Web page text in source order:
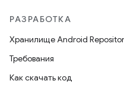
РАЗРАБОТКА
Хранилище Android
Требования
Как скачать код